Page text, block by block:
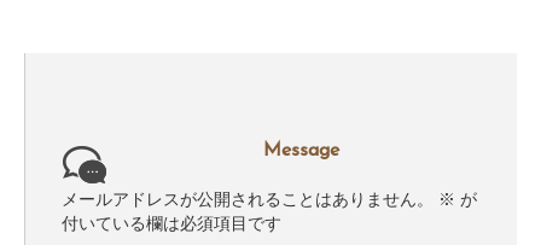
Message
メールアドレスが公開されることはありません。 ※ が
付いている欄は必須項目です